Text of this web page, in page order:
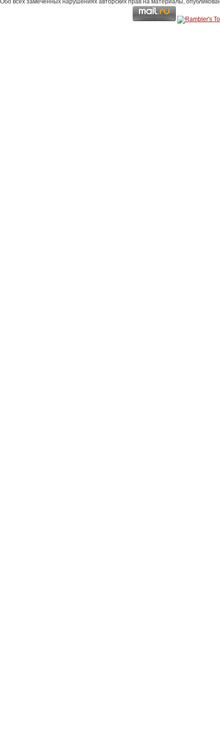
Обо всех замеченных нарушениях авторских прав на материалы,